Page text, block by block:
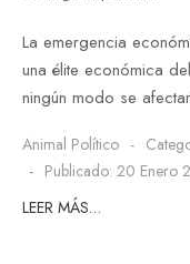
La emergencia
una élite económica
ningún modo se
Animal Político
Publicado: 20 Enero
LEER MÁS…